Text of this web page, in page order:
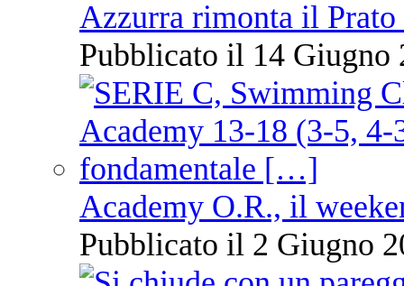
Azzurra rimonta il Prato
Pubblicato il 14 Giugno
Academy O.R., il
Pubblicato il 2 Giugno